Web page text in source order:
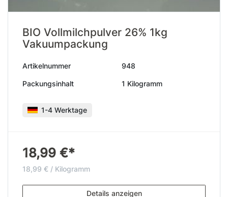
BIO Vollmilchpulver 26% 1kg
Vakuumpackung
Artikelnummer 948
Packungsinhalt 1 Kilogramm
1-4 Werktage
18,99 €*
18,99 € / Kilogramm
Details anzeigen